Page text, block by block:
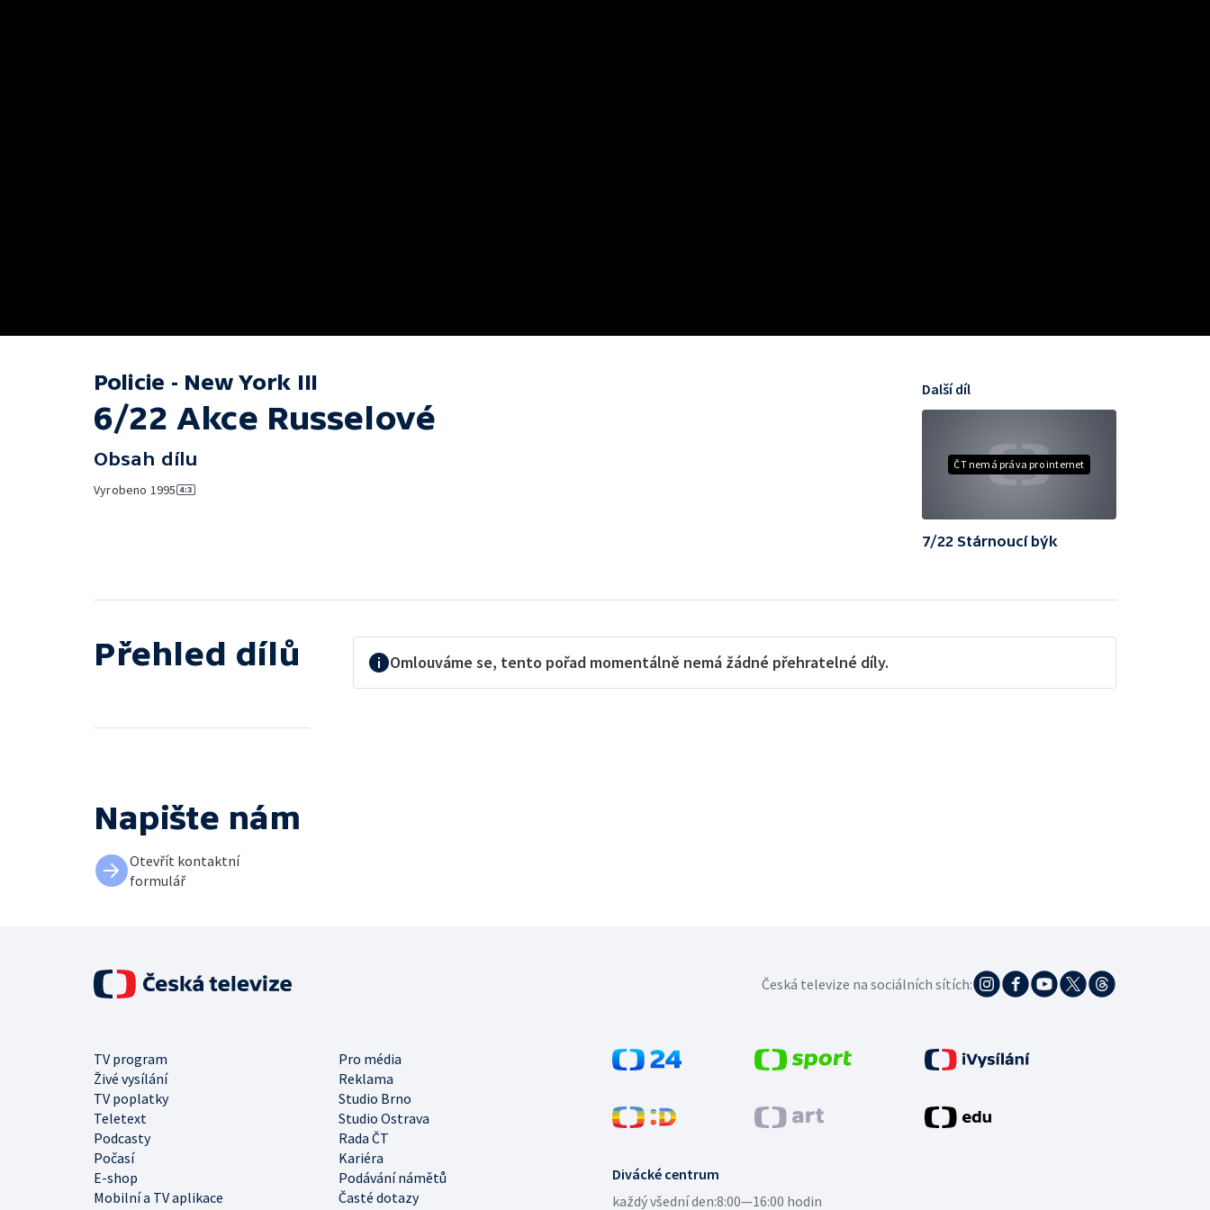
Policie - New York III
6/22 Akce Russelové
Obsah dílu
Vyrobeno 1995
ČT nemá práva pro internet
Další díl
7/22 Stárnoucí býk
Přehled dílů Omlouváme se, tento pořad momentálně nemá žádné přehratelné díly.
Napište nám
Otevřít kontaktní
formulář
Divácké centrum
každý všední den:8:00—16:00 hodin
TV program
Pro média
Živé vysílání
Reklama
TV poplatky
Studio Brno
Teletext
Studio Ostrava
Podcasty
Rada ČT
Počasí
Kariéra
E-shop
Podávání námětů
Mobilní a TV aplikace
Časté dotazy
Česká televize na sociálních sítích: